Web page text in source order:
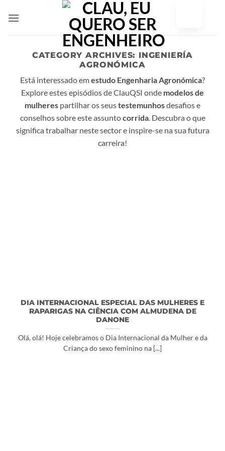
para
CATEGORY ARCHIVES: INGENIERÍA
AGRONÓMICA
Está interessado emestudo Engenharia Agronómica?
Explore estes episódios de ClauQSI onde modelos de
mulheres partilhar os seustestemunhosdesafios e
conselhos sobre este assuntocorrida. Descubra o que
significa trabalhar neste sector e inspire-se na sua futura
carreira!
DIA INTERNACIONAL ESPECIAL DAS MULHERES E
RAPARIGAS NA CIÊNCIA COM ALMUDENA DE
DANONE
Olá, olá! Hoje celebramos o Dia Internacional da Mulher e da
Criança do sexo feminino na [...]